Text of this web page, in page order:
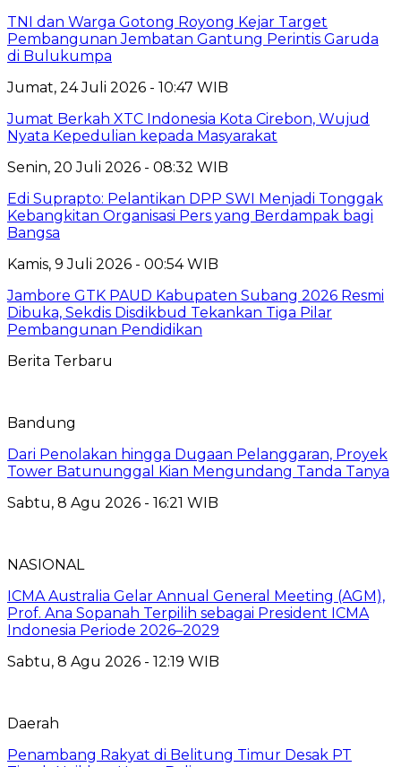
TNI dan Warga Gotong Royong Kejar Target
Pembangunan Jembatan Gantung Perintis Garuda
di Bulukumpa
Jumat, 24 Juli 2026 - 10:47 WIB
Jumat Berkah XTC Indonesia Kota Cirebon, Wujud
Nyata Kepedulian kepada Masyarakat
Senin, 20 Juli 2026 - 08:32 WIB
Edi Suprapto: Pelantikan DPP SWI Menjadi Tonggak
Kebangkitan Organisasi Pers yang Berdampak bagi
Bangsa
Kamis, 9 Juli 2026 - 00:54 WIB
Jambore GTK PAUD Kabupaten Subang 2026 Resmi
Dibuka, Sekdis Disdikbud Tekankan Tiga Pilar
Pembangunan Pendidikan
Berita Terbaru
Bandung
Dari Penolakan hingga Dugaan Pelanggaran, Proyek
Tower Batununggal Kian Mengundang Tanda Tanya
Sabtu, 8 Agu 2026 - 16:21 WIB
NASIONAL
ICMA Australia Gelar Annual General Meeting (AGM),
Prof. Ana Sopanah Terpilih sebagai President ICMA
Indonesia Periode 2026–2029
Sabtu, 8 Agu 2026 - 12:19 WIB
Daerah
Penambang Rakyat di Belitung Timur Desak PT